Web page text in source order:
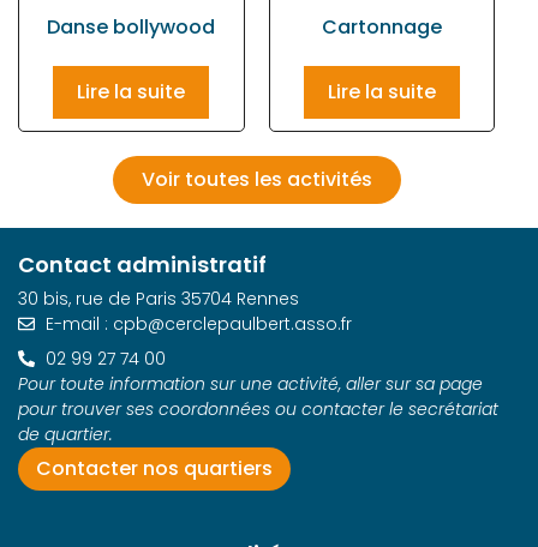
Danse bollywood
Lire la suite
Cartonnage
Lire la suite
Voir toutes les activités
Contact administratif
30 bis, rue de Paris 35704 Rennes
E-mail : cpb@cerclepaulbert.asso.fr
02 99 27 74 00
Pour toute information sur une activité, aller sur sa page
pour trouver ses coordonnées ou contacter le secrétariat
de quartier.
Contacter nos quartiers